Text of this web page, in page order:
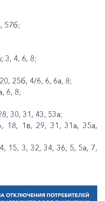
57б;
3, 4, 6, 8;
25б, 4/6, 6, 6а, 8;
6, 8;
30, 31, 43, 53а;
1в, 29, 31, 31а, 35а,
15, 3, 32, 34, 36, 5, 5а, 7,